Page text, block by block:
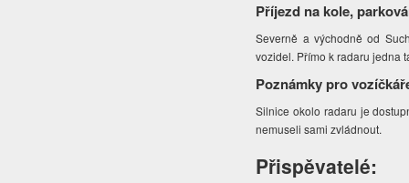
Příjezd na kole,
Severně a východně od
vozidel. Přímo k radaru jedna
Poznámky pro
Silnice okolo radaru je
nemuseli sami zvládnout.
Přispěvatelé: